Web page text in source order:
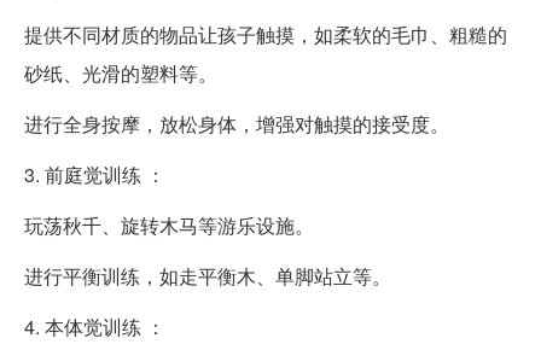
提供不同材质的物品让孩子触摸，如柔软的毛巾、粗糙的
砂纸、光滑的塑料等。
进行全身按摩，放松身体，增强对触摸的接受度。
3. 前庭觉训练 ：
玩荡秋千、旋转木马等游乐设施。
进行平衡训练，如走平衡木、单脚站立等。
4. 本体觉训练 ：